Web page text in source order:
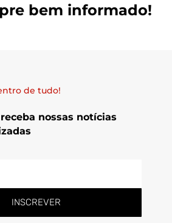
bem informado!
de tudo!
nossas notícias
INSCREVER